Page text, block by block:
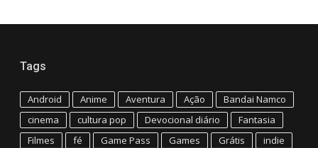
Tags
Android Anime Aventura Ação
Bandai Namco
cinema
cultura pop Devocional diário
Fantasia
Filmes
fé Game Pass Games Grátis
indie